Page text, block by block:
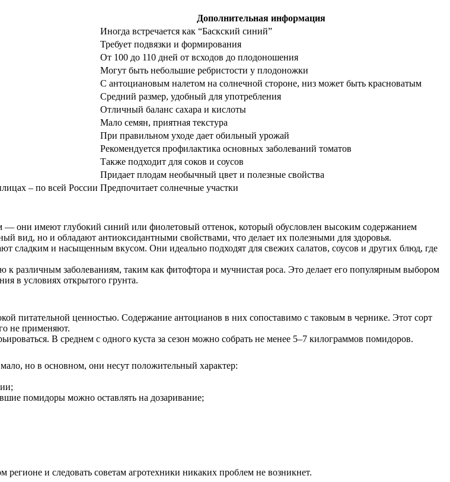
Дополнительная информация
Иногда встречается как “Баскский синий”
Требует подвязки и формирования
От 100 до 110 дней от всходов до плодоношения
Могут быть небольшие ребристости у плодоножки
С антоциановым налетом на солнечной стороне, низ может быть красноватым
Средний размер, удобный для употребления
Отличный баланс сахара и кислоты
Мало семян, приятная текстура
При правильном уходе дает обильный урожай
Рекомендуется профилактика основных заболеваний томатов
Также подходит для соков и соусов
Придает плодам необычный цвет и полезные свойства
– по всей России Предпочитает солнечные участки
они имеют глубокий синий или фиолетовый оттенок, который обусловлен высоким содержанием
вид, но и обладают антиоксидантными свойствами, что делает их полезными для здоровья.
сладким и насыщенным вкусом. Они идеально подходят для свежих салатов, соусов и других блюд, где
к различным заболеваниям, таким как фитофтора и мучнистая роса. Это делает его популярным выбором
в условиях открытого грунта.
питательной ценностью. Содержание антоцианов в них сопоставимо с таковым в чернике. Этот сорт
не применяют.
В среднем с одного куста за сезон можно собрать не менее 5–7 килограммов помидоров.
но в основном, они несут положительный характер:
помидоры можно оставлять на дозаривание;
и следовать советам агротехники никаких проблем не возникнет.